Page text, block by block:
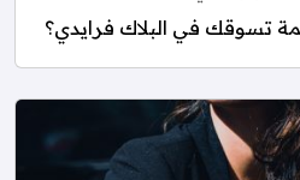
تسوقك في البلاك فرايدي؟